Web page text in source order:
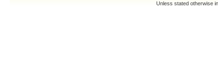
Unless stated